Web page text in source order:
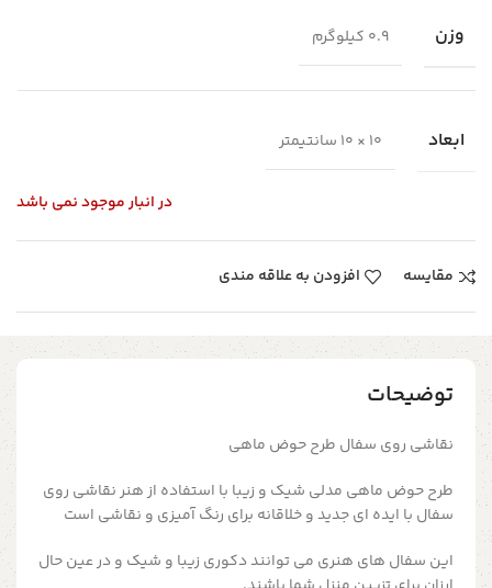
وزن 0.9 کیلوگرم
ابعاد 10 × 10 سانتیمتر
در انبار موجود نمی باشد
مقایسه افزودن به علاقه مندی
توضیحات
نقاشی روی سفال طرح حوض ماهی
طرح حوض ماهی مدلی شیک و زیبا با استفاده از هنر نقاشی روی
سفال با ایده ای جدید و خلاقانه برای رنگ آمیزی و نقاشی است
این سفال های هنری می توانند دکوری زیبا و شیک و در عین حال